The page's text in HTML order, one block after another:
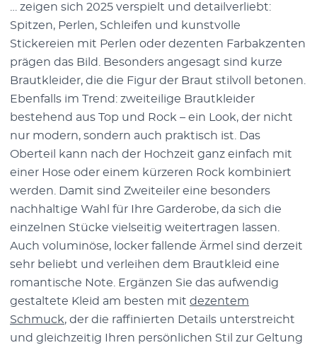
… zeigen sich 2025 verspielt und detailverliebt:
Spitzen, Perlen, Schleifen und kunstvolle
Stickereien mit Perlen oder dezenten Farbakzenten
prägen das Bild. Besonders angesagt sind kurze
Brautkleider, die die Figur der Braut stilvoll betonen.
Ebenfalls im Trend: zweiteilige Brautkleider
bestehend aus Top und Rock – ein Look, der nicht
nur modern, sondern auch praktisch ist. Das
Oberteil kann nach der Hochzeit ganz einfach mit
einer Hose oder einem kürzeren Rock kombiniert
werden. Damit sind Zweiteiler eine besonders
nachhaltige Wahl für Ihre Garderobe, da sich die
einzelnen Stücke vielseitig weitertragen lassen.
Auch voluminöse, locker fallende Ärmel sind derzeit
sehr beliebt und verleihen dem Brautkleid eine
romantische Note. Ergänzen Sie das aufwendig
gestaltete Kleid am besten mit dezentem
Schmuck, der die raffinierten Details unterstreicht
und gleichzeitig Ihren persönlichen Stil zur Geltung